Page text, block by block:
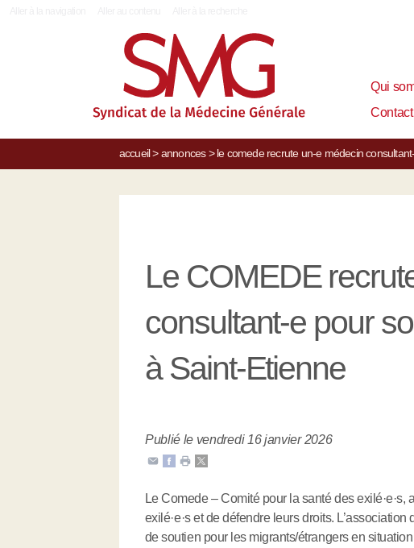
Qui
Contact
accueil> annonces> le comede recrute un-e médecin
Le COMEDE
consultant-e pour
à Saint-Etienne
Publié le vendredi 16 janvier 2026
Le Comede – Comité pour la santé des exilé·e·s,
exilé·e·s et de défendre leurs droits.
de soutien pour les migrants/étrangers en